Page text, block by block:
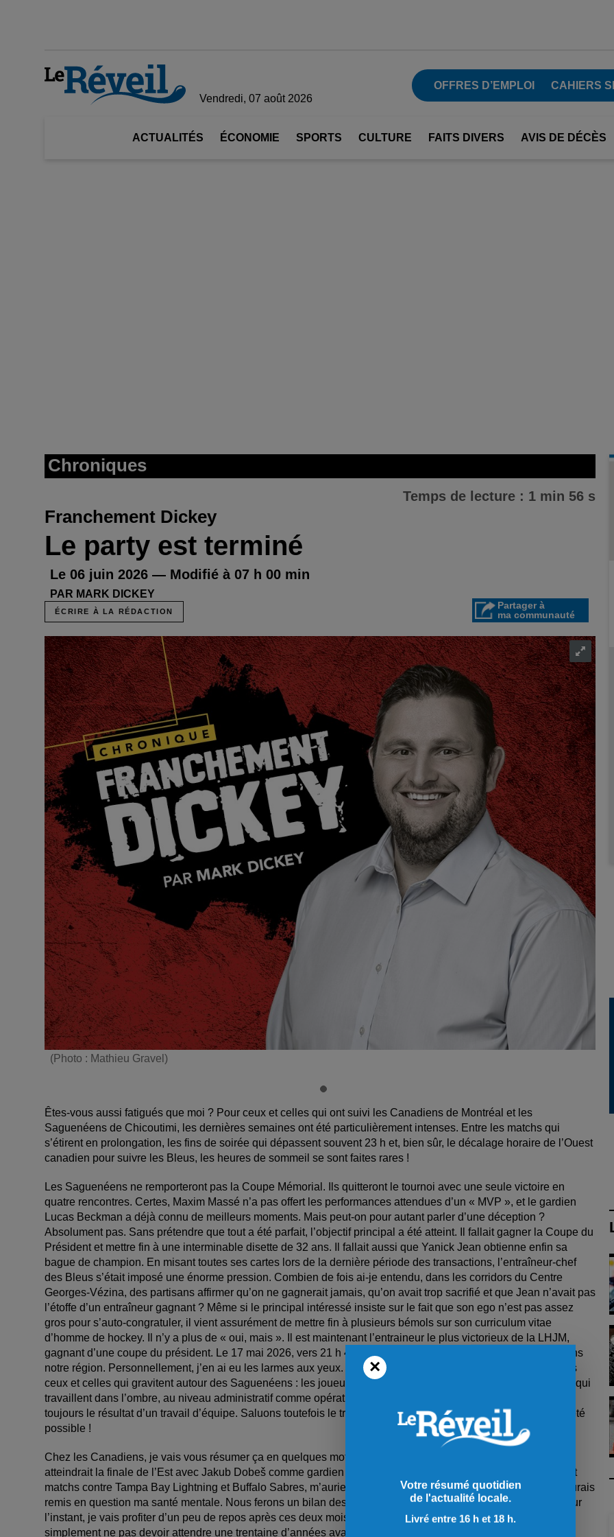
Vendredi, 07 août 2026
OFFRES D’EMPLOI CAHIERS
ACTUALITÉS ÉCONOMIE SPORTS CULTURE FAITS DIVERS AVIS DE DÉCÈS
Chroniques
Temps de lecture : 1 min 56 s
Franchement Dickey
Le party est terminé
Le 06 juin 2026 — Modifié à 07 h 00 min
PAR MARK DICKEY
ÉCRIRE À LA RÉDACTION
Partager à
ma communauté
(Photo : Mathieu Gravel)
Êtes-vous aussi fatigués que moi ? Pour ceux et celles qui ont suivi les Canadiens de Montréal et les
Saguenéens de Chicoutimi, les dernières semaines ont été particulièrement intenses. Entre les matchs qui
s’étirent en prolongation, les fins de soirée qui dépassent souvent 23 h et, bien sûr, le décalage horaire de l’Ouest
canadien pour suivre les Bleus, les heures de sommeil se sont faites rares !
Les Saguenéens ne remporteront pas la Coupe Mémorial. Ils quitteront le tournoi avec une seule victoire en
quatre rencontres. Certes, Maxim Massé n’a pas offert les performances attendues d’un « MVP », et le gardien
Lucas Beckman a déjà connu de meilleurs moments. Mais peut-on pour autant parler d’une déception ?
Absolument pas. Sans prétendre que tout a été parfait, l’objectif principal a été atteint. Il fallait gagner la Coupe du
Président et mettre fin à une interminable disette de 32 ans. Il fallait aussi que Yanick Jean obtienne enfin sa
bague de champion. En misant toutes ses cartes lors de la dernière période des transactions, l’entraîneur-chef
des Bleus s’était imposé une énorme pression. Combien de fois ai-je entendu, dans les corridors du Centre
Georges-Vézina, des partisans affirmer qu’on ne gagnerait jamais, qu’on avait trop sacrifié et que Jean n’avait pas
l’étoffe d’un entraîneur gagnant ? Même si le principal intéressé insiste sur le fait que son ego n’est pas assez
gros pour s’auto-congratuler, il vient assurément de mettre fin à plusieurs bémols sur son curriculum vitae
d’homme de hockey. Il n’y a plus de « oui, mais ». Il est maintenant l’entraineur le plus victorieux de la LHJM,
gagnant d’une coupe du président. Le 17 mai 2026, vers 21 h 40, ça faisait du bien de voir des champions dans
notre région. Personnellement, j’en ai eu les larmes aux yeux. Bravo et merci à Yanick Jean, mais aussi à tous
ceux et celles qui gravitent autour des Saguenéens : les joueurs, le personnel hockey et toutes les personnes qui
travaillent dans l’ombre, au niveau administratif comme opérationnel. Parce qu’au final, un championnat est
toujours le résultat d’un travail d’équipe. Saluons toutefois le travail du grand boss sans qui tout cela n’aurait été
possible !
Chez les Canadiens, je vais vous résumer ça en quelques mots. Si je vous avais dit en novembre que le CH
atteindrait la finale de l’Est avec Jakub Dobeš comme gardien partant, après avoir remporté des séries en sept
matchs contre Tampa Bay Lightning et Buffalo Sabres, m’auriez-vous cru ? Probablement pas. Moi-même, j’aurais
remis en question ma santé mentale. Nous ferons un bilan des Canadiens lors de la prochaine chronique. Pour
l’instant, je vais profiter d’un peu de repos après ces deux mois de séries particulièrement intenses. J’espère
simplement ne pas devoir attendre une trentaine d’années avant de revivre de telles émotions.
×
Votre résumé quotidien
de l'actualité locale.
Livré entre 16 h et 18 h.